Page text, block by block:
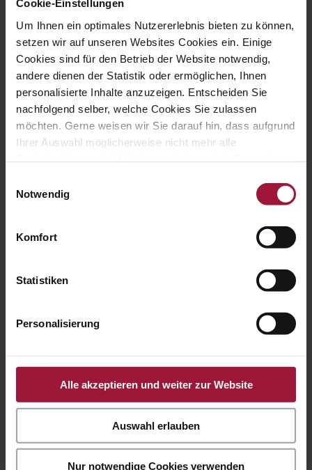
Cookie-Einstellungen
Um Ihnen ein optimales Nutzererlebnis bieten zu können,
setzen wir auf unseren Websites Cookies ein. Einige
Cookies sind für den Betrieb der Website notwendig,
andere dienen der Statistik oder ermöglichen, Ihnen
personalisierte Inhalte anzuzeigen. Entscheiden Sie
nachfolgend selber, welche Cookies Sie zulassen
möchten. Gerne weisen wir Sie darauf hin, dass aufgrund
Ihrer Auswahl möglicherweise nicht mehr alle
Datenschutzerklärung und Cookie Policy.
Notwendig
Komfort
Statistiken
Personalisierung
Alle akzeptieren und weiter zur Website
Auswahl erlauben
Nur notwendige Cookies verwenden
damit du nichts mehr verpasst:
folge uns und melde dich
für den newsletter an.
E-Mail*
Ich habe dieDatenschutz­erklärunggelesen und bin
←Gute Aussichten, dass hubers für Corona bestens
Gute Aussichten, dass BIO wieder voll im Rennen ist.